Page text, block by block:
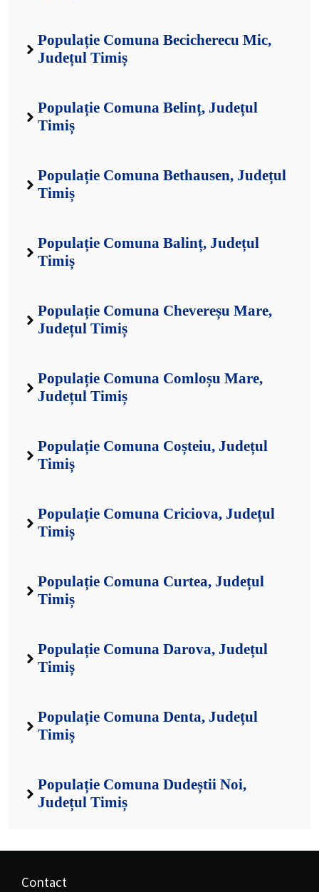
Populație Comuna Becicherecu Mic,
Județul Timiș
Populație Comuna Belinț, Județul
Timiș
Populație Comuna Bethausen, Județul
Timiș
Populație Comuna Balinț, Județul
Timiș
Populație Comuna Chevereșu Mare,
Județul Timiș
Populație Comuna Comloșu Mare,
Județul Timiș
Populație Comuna Coșteiu, Județul
Timiș
Populație Comuna Criciova, Județul
Timiș
Populație Comuna Curtea, Județul
Timiș
Populație Comuna Darova, Județul
Timiș
Populație Comuna Denta, Județul
Timiș
Populație Comuna Dudeștii Noi,
Județul Timiș
Contact